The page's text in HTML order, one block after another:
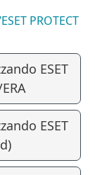
PROTECT
ESET
ESET